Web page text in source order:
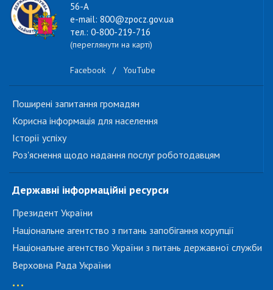
56-А
e-mail: 800@zpocz.gov.ua
тел.: 0-800-219-716
(переглянути на карті)
Facebook / YouTube
Поширені запитання громадян
Корисна інформація для населення
Історії успіху
Роз'яснення щодо надання послуг роботодавцям
Державні інформаційні ресурси
Президент України
Національне агентство з питань запобігання корупції
Національне агентство України з питань державної служби
Верховна Рада України
...